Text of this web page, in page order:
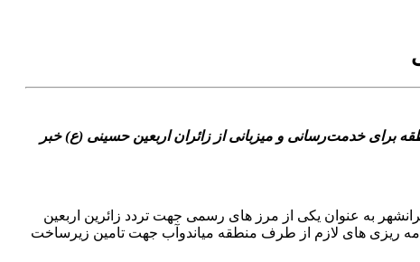
برای خدمت‌رسانی و میزبانی از زائران اربعین حسینی (ع) خبر
به عنوان یکی از مرز های رسمی جهت تردد زائرین اربعین
ریزی های لازم از طرف منطقه میاندوآب جهت تامین زیرساخت